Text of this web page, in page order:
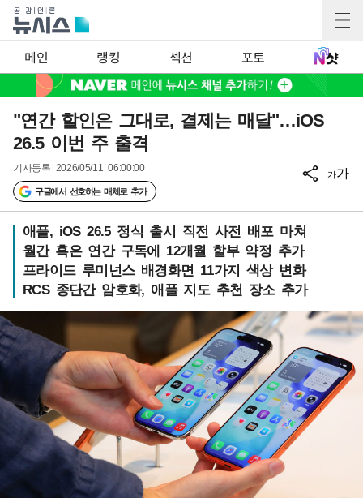
메인 랭킹 섹션 포토
"연간 할인은 그대로, 결제는 매달"…iOS
26.5 이번 주 출격
기사등록 2026/05/11 06:00:00
구글에서 선호하는 매체로 추가
가가
애플, iOS 26.5 정식 출시 직전 사전 배포 마쳐
월간 혹은 연간 구독에 12개월 할부 약정 추가
프라이드 루미넌스 배경화면 11가지 색상 변화
RCS 종단간 암호화, 애플 지도 추천 장소 추가